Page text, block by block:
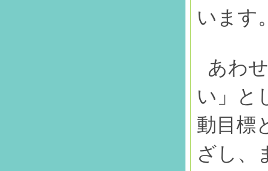
います
あわ
い」と
動目標
ざし、